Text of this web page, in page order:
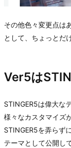
その他色々変更点は
として、ちょっとだ
Ver5は
STINGER5は偉大な
様々なカスタマイズ
STINGER5を弄らず
テーマとして公開し